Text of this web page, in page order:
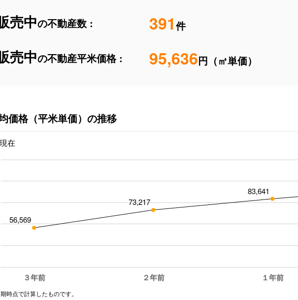
売中の不動産数 : 391件
売中の不動産平米価格 : 95,636円（㎡単価）
価格（平米単価）の推移
在
３年前 ２年前 １年前
56,569
73,217
83,641
時点で計算したものです。